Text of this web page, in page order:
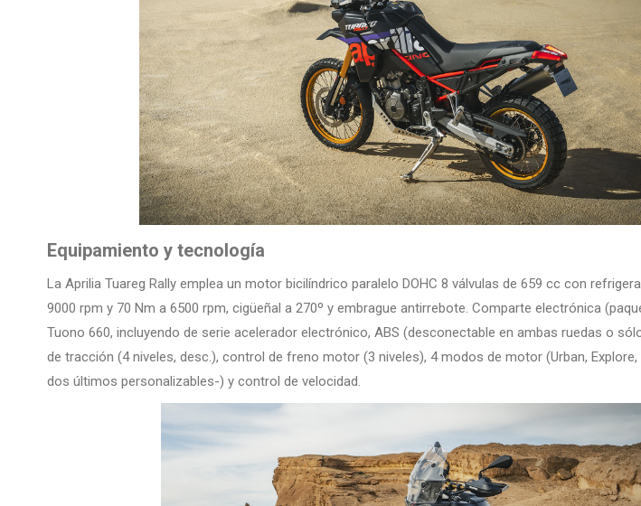
Equipamiento y tecnología
La Aprilia Tuareg Rally emplea un motor bicilíndrico paralelo DOHC 8 válvulas de 659 cc con
9000 rpm y 70 Nm a 6500 rpm, cigüeñal a 270º y embrague antirrebote. Comparte electrónica
Tuono 660, incluyendo de serie acelerador electrónico, ABS (desconectable en ambas ruedas o
de tracción (4 niveles, desc.), control de freno motor (3 niveles), 4 modos de motor (Urban,
dos últimos personalizables-) y control de velocidad.